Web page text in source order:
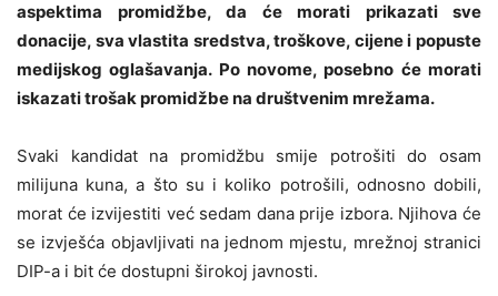
aspektima promidžbe, da će morati prikazati sve
donacije, sva vlastita sredstva, troškove, cijene i popuste
medijskog oglašavanja. Po novome, posebno će morati
iskazati trošak promidžbe na društvenim mrežama.
Svaki kandidat na promidžbu smije potrošiti do osam
milijuna kuna, a što su i koliko potrošili, odnosno dobili,
morat će izvijestiti već sedam dana prije izbora. Njihova će
se izvješća objavljivati na jednom mjestu, mrežnoj stranici
DIP-a i bit će dostupni širokoj javnosti.